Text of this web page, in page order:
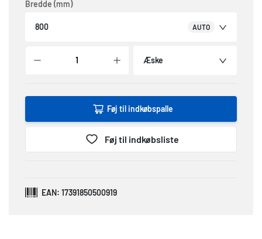
Bredde (mm)
800 AUTO
Æske
Føj til indkøbspalle
Føj til indkøbsliste
EAN: 17391850500919